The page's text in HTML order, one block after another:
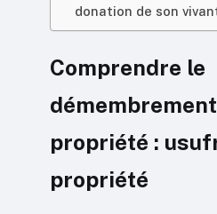
donation de son
Comprendre le
propriété :
propriété